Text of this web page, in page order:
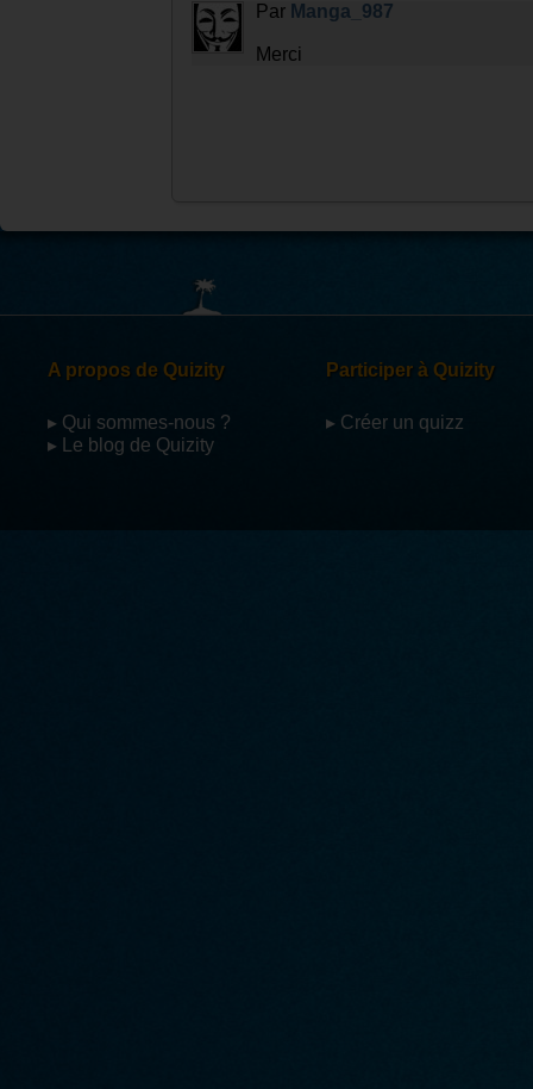
Par Manga_987
Merci
A propos de Quizity
▸ Qui sommes-nous ?
▸ Le blog de Quizity
Participer à Quizity
▸ Créer un quizz